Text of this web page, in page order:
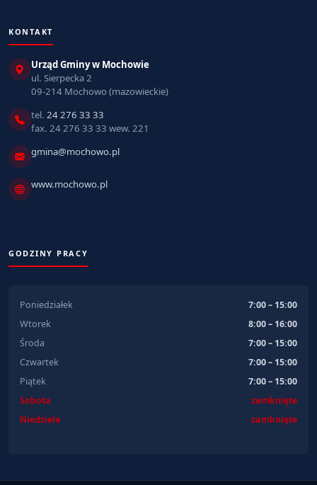
KONTAKT
Urząd Gminy w Mochowie
ul. Sierpecka 2
09-214 Mochowo (mazowieckie)
tel. 24 276 33 33
fax. 24 276 33 33 wew. 221
gmina@mochowo.pl
www.mochowo.pl
GODZINY PRACY
Poniedziałek
7:00 – 15:00
Wtorek
8:00 – 16:00
Środa
7:00 – 15:00
Czwartek
7:00 – 15:00
Piątek
7:00 – 15:00
Sobota
zamknięte
Niedziela
zamknięte